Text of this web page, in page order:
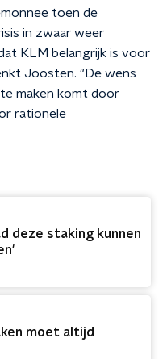
toen de
in zwaar weer
KLM belangrijk is voor
Joosten. "De wens
maken komt door
rationele
deze staking kunnen
moet altijd